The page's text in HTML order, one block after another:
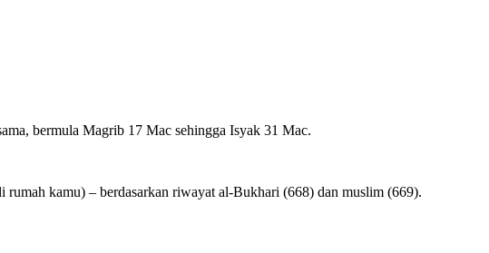
bermula Magrib 17 Mac sehingga Isyak 31 Mac.
rumah kamu) – berdasarkan riwayat al-Bukhari (668) dan muslim (669).